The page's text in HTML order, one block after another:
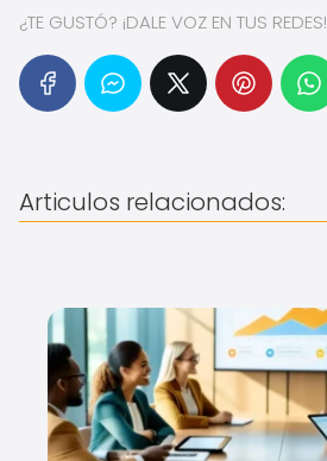
¿TE GUSTÓ? ¡DALE VOZ EN TUS REDES!
Articulos relacionados: